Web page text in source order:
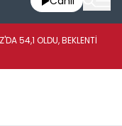
54,1 OLDU, BEKLENTİ